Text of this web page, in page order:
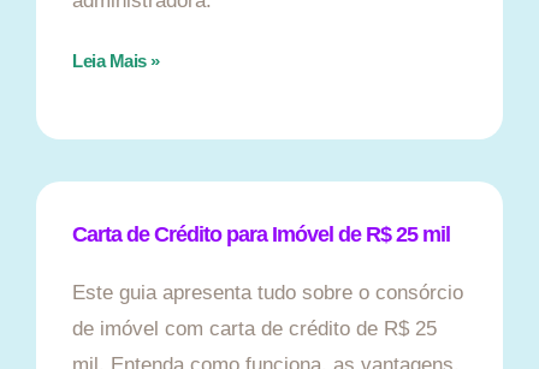
Leia Mais »
Carta de Crédito para Imóvel de R$ 25 mil
Este guia apresenta tudo sobre o consórcio
de imóvel com carta de crédito de R$ 25